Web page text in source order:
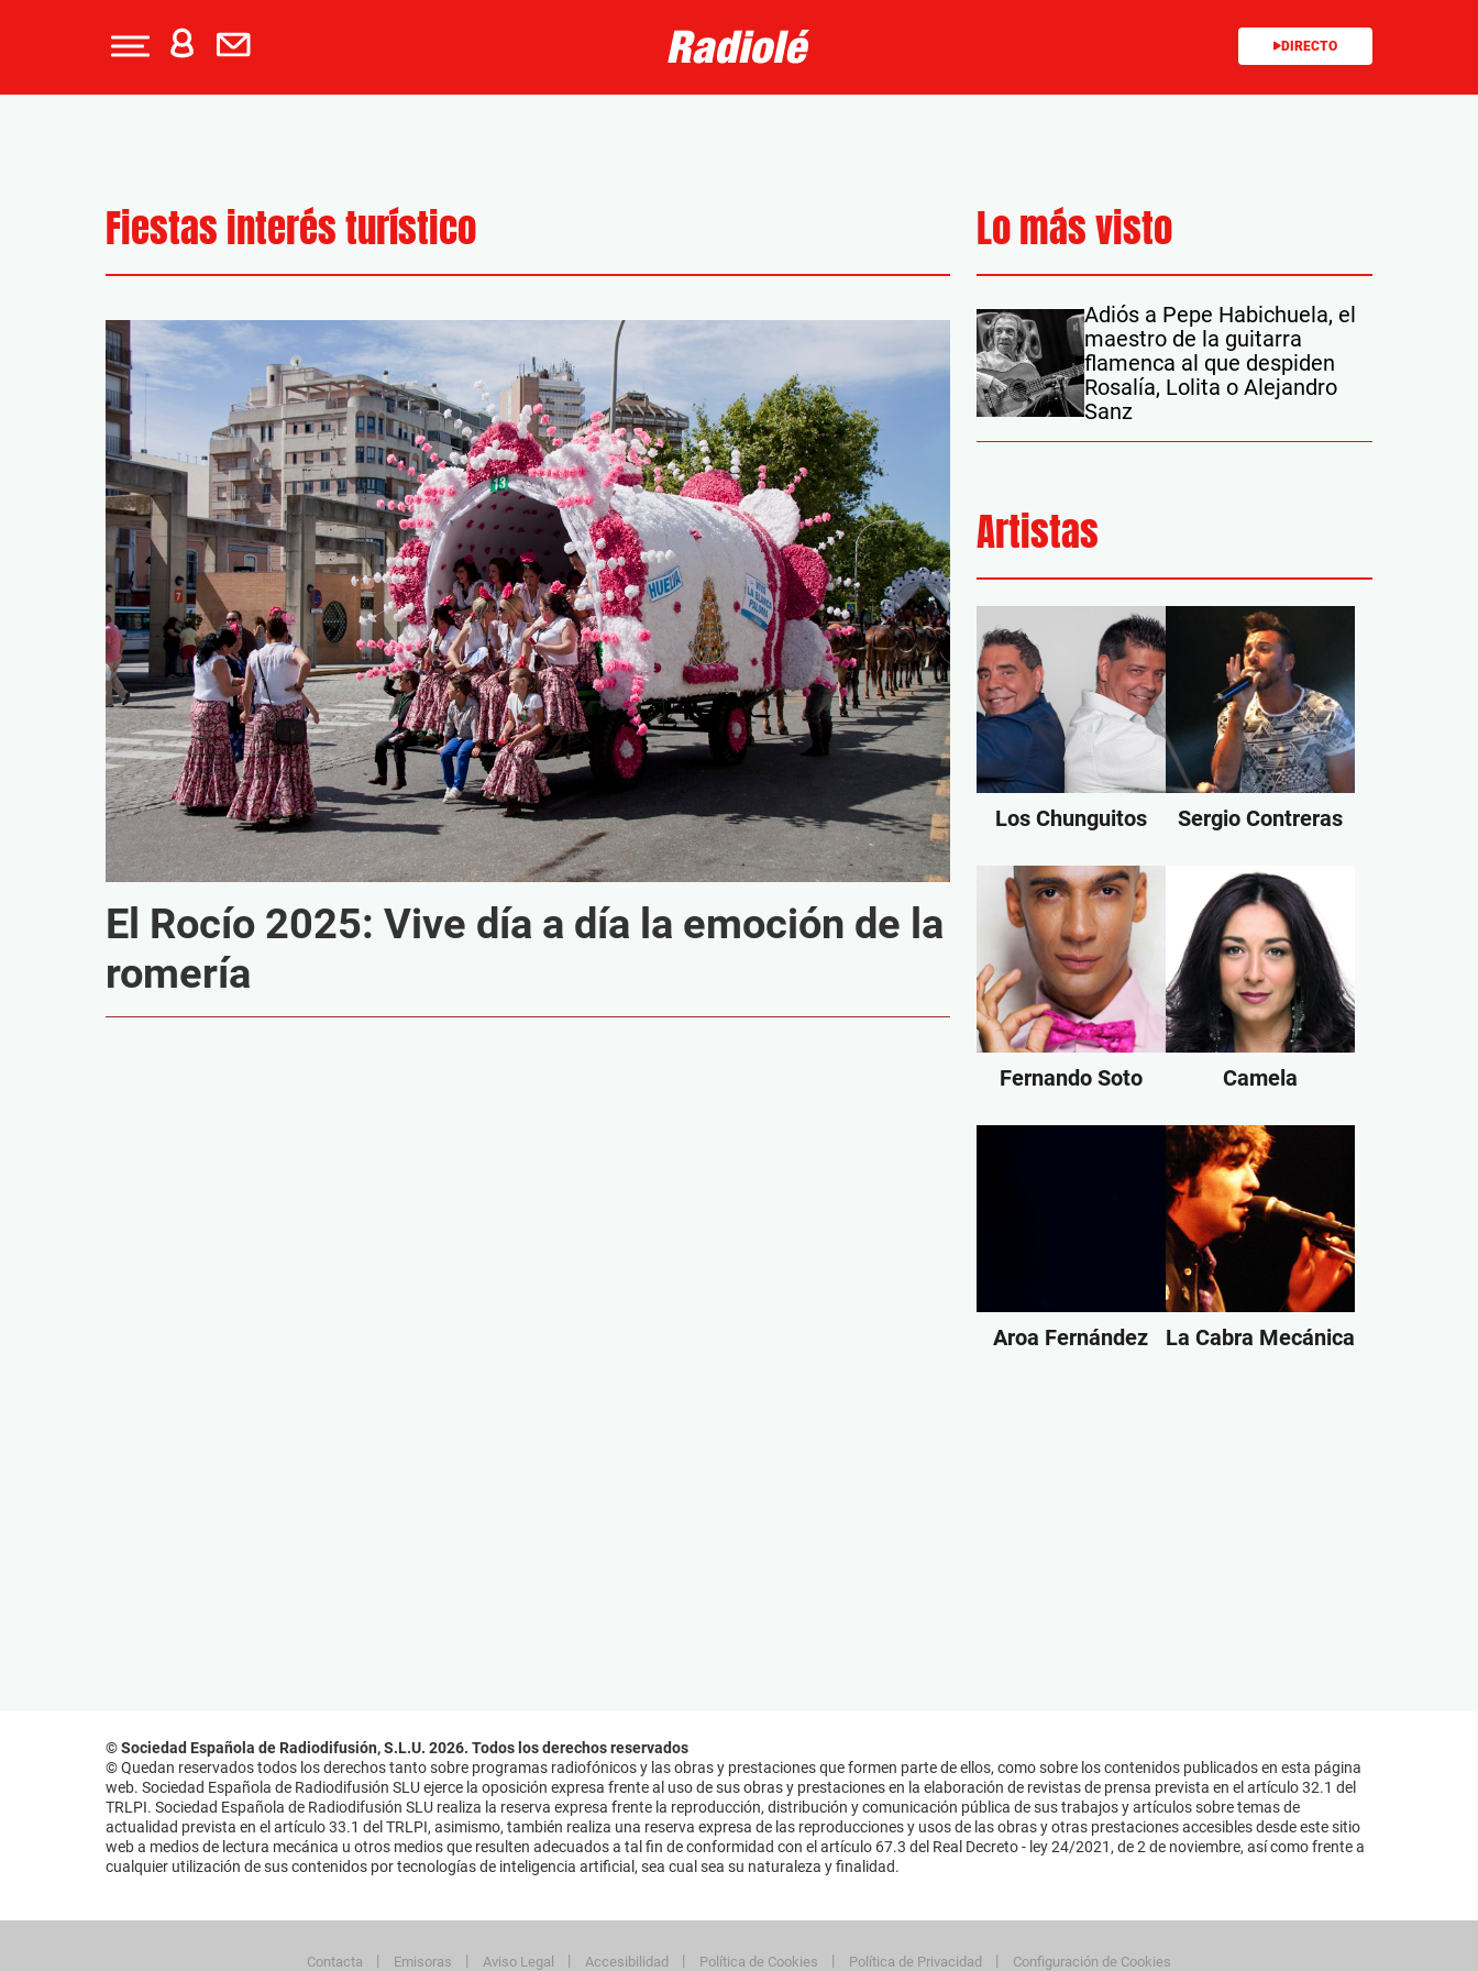
DIRECTO
Fiestas interés turístico
El Rocío 2025: Vive día a día la emoción de la
romería
Lo más visto
Adiós a Pepe Habichuela, el
maestro de la guitarra
flamenca al que despiden
Rosalía, Lolita o Alejandro
Sanz
Artistas
Los Chunguitos Sergio Contreras
Fernando Soto Camela
Aroa Fernández La Cabra Mecánica
© Sociedad Española de Radiodifusión, S.L.U. 2026. Todos los derechos reservados
© Quedan reservados todos los derechos tanto sobre programas radiofónicos y las obras y prestaciones que formen parte de ellos, como sobre los contenidos publicados en esta página
web. Sociedad Española de Radiodifusión SLU ejerce la oposición expresa frente al uso de sus obras y prestaciones en la elaboración de revistas de prensa prevista en el artículo 32.1 del
TRLPI. Sociedad Española de Radiodifusión SLU realiza la reserva expresa frente la reproducción, distribución y comunicación pública de sus trabajos y artículos sobre temas de
actualidad prevista en el artículo 33.1 del TRLPI, asimismo, también realiza una reserva expresa de las reproducciones y usos de las obras y otras prestaciones accesibles desde este sitio
web a medios de lectura mecánica u otros medios que resulten adecuados a tal fin de conformidad con el artículo 67.3 del Real Decreto - ley 24/2021, de 2 de noviembre, así como frente a
cualquier utilización de sus contenidos por tecnologías de inteligencia artificial, sea cual sea su naturaleza y finalidad.
Contacta Emisoras Aviso Legal Accesibilidad Política de Cookies Política de Privacidad Configuración de Cookies